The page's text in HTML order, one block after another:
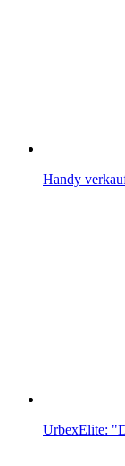
Handy
UrbexElite: